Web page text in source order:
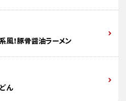
風！豚骨醤油ラーメン
ん